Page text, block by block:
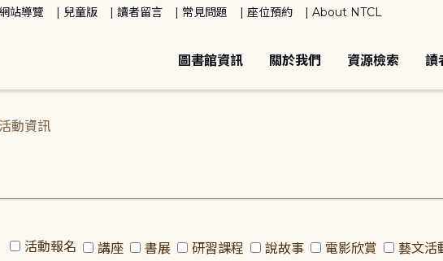
站導覽 兒童版 讀者留言 常見問題 座位預約 About NTCL
圖書館資訊 關於我們 資源檢索 讀
動資訊
活動報名 講座 書展 研習課程 說故事 電影欣賞 藝文活